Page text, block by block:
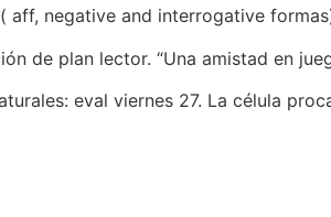
aff, negative and interrogative
de plan lector. “Una amistad en
eval viernes 27. La célula